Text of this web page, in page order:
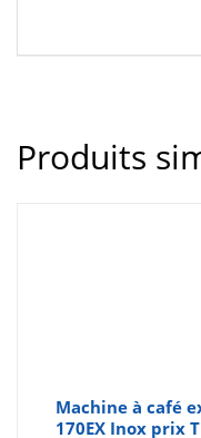
Produits
Machine à café
170EX Inox prix